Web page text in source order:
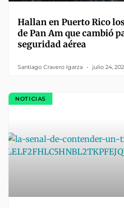
Hallan en Puerto Rico
de Pan Am que cambió
seguridad aérea
Santiago Cravero Igarza julio 24,
NOTICIAS